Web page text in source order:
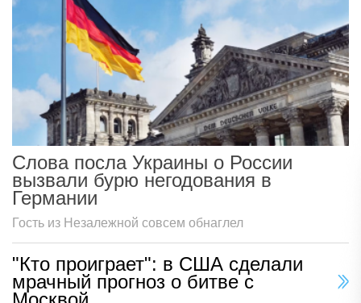
Слова посла Украины о России
вызвали бурю негодования в
Германии
Гость из Незалежной совсем обнаглел
"Кто проиграет": в США сделали
мрачный прогноз о битве с